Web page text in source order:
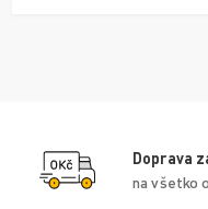
Doprava
na všetko